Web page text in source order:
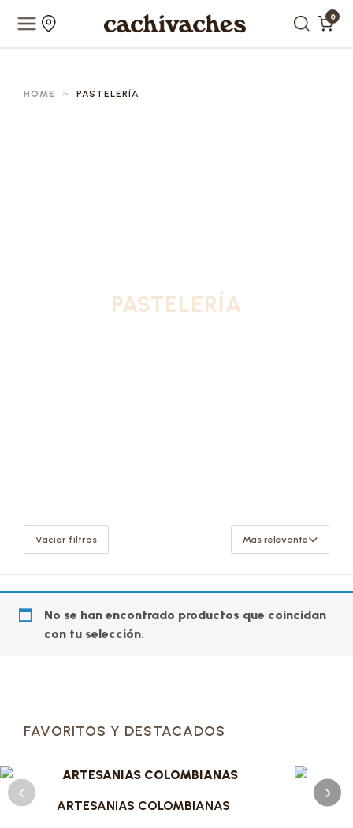
0
HOME > PASTELERÍA
PASTELERÍA
Vaciar filtros Más relevante
No se han encontrado productos que coincidan
con tu selección.
FAVORITOS Y DESTACADOS
ARTESANIAS COLOMBIANAS